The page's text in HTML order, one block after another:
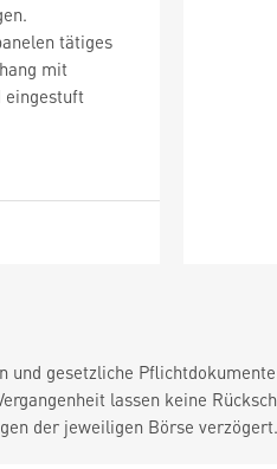
tätiges
mit
eingestuft
und gesetzliche
lassen keine
der jeweiligen Börse